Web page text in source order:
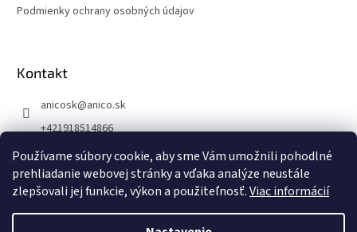
Používame súbory cookie, aby sme Vám umožnili pohodlné
prehliadanie webovej stránky a vďaka analýze neustále
zlepšovali jej funkcie, výkon a použiteľnosť.Viac informácií
Podmienky ochrany osobných údajov
Kontakt
anicosk@anico.sk
+421918514866
ANICO Slovakia
anico_slovakia